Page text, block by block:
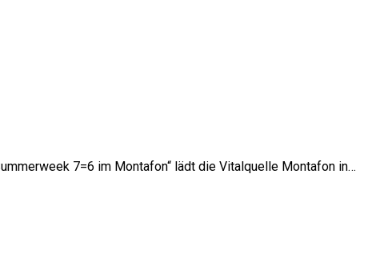
7=6 im Montafon“ lädt die Vitalquelle Montafon in…